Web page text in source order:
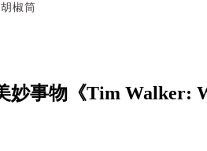
椒筒
妙事物《Tim Walker: